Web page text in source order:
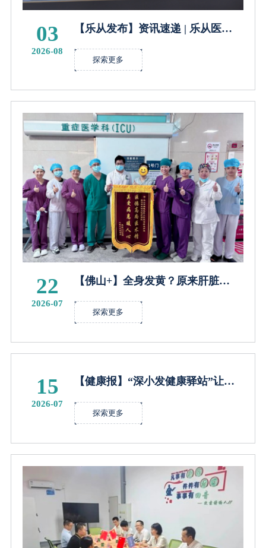
03
2026-08
【乐从发布】资讯速递 | 乐从医
第四届全国医务社会工作服务能力
竞赛奖
探索更多
22
2026-07
【佛山+】全身发黄？原来肝脏
探索更多
15
2026-07
【健康报】“深小发健康驿站”让新
探索更多